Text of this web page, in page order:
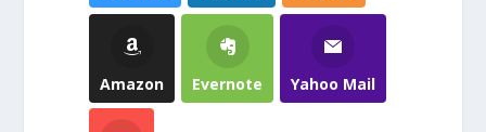
Amazon Evernote Yahoo Mail